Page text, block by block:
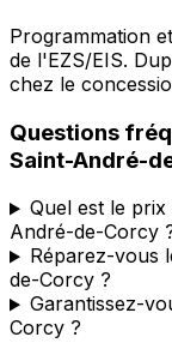
Programmation
de l'EZS/EIS.
chez le
Questions
Saint-André-
Quel est le
André-de-Corcy
Réparez-vous
de-Corcy ?
Garantissez-
Corcy ?